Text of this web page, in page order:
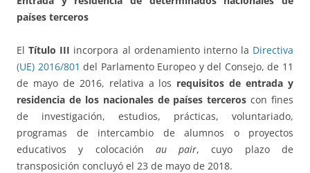
países terceros
ElTítulo III incorpora al ordenamiento interno la Directiva
(UE) 2016/801 del Parlamento Europeo y del Consejo, de 11
de mayo de 2016, relativa a los requisitos de entrada y
residencia de los nacionales de países terceros con fines
de investigación, estudios, prácticas, voluntariado,
programas de intercambio de alumnos o proyectos
educativos y colocación au pair, cuyo plazo de
transposición concluyó el 23 de mayo de 2018.